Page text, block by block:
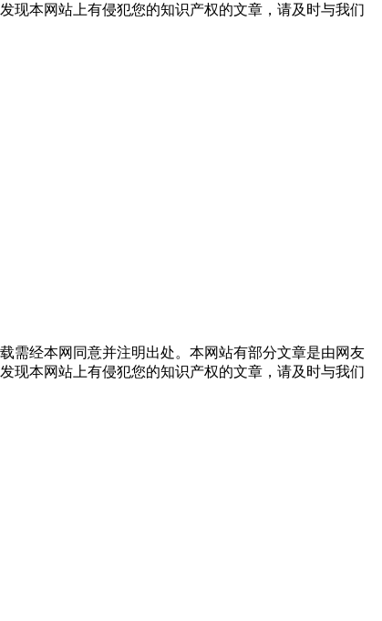
现本网站上有侵犯您的知识产权的文章，请及时与我们
需经本网同意并注明出处。本网站有部分文章是由网友
现本网站上有侵犯您的知识产权的文章，请及时与我们